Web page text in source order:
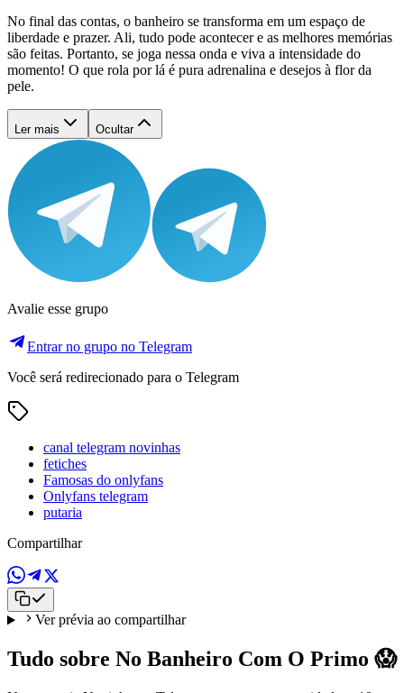
No final das contas, o banheiro se transforma em um espaço de
liberdade e prazer. Ali, tudo pode acontecer e as melhores memórias
são feitas. Portanto, se joga nessa onda e viva a intensidade do
momento! O que rola por lá é pura adrenalina e desejos à flor da
pele.
Ler mais Ocultar
Avalie esse grupo
Entrar no grupo no Telegram
Você será redirecionado para o Telegram
canal telegram novinhas
fetiches
Famosas do onlyfans
Onlyfans telegram
putaria
Compartilhar
Ver prévia ao compartilhar
Tudo sobre No Banheiro Com O Primo 😱